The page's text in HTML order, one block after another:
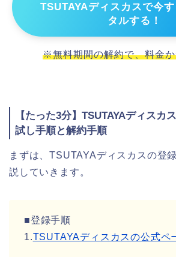
TSUTAYAディスカスで今
タルする！
※無料期間の解約で、料金
【たった3分】TSUTAYAディスカ
試し手順と解約手順
まずは、TSUTAYAディスカスの登
説していきます。
■登録手順
1.TSUTAYAディスカスの公式ペ